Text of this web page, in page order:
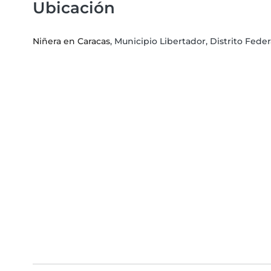
Ubicación
Niñera en Caracas, Municipio Libertador, Distrito